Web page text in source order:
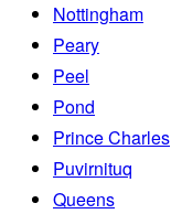
Nottingham
Peary
Peel
Pond
Prince Charles
Puvirnituq
Queens